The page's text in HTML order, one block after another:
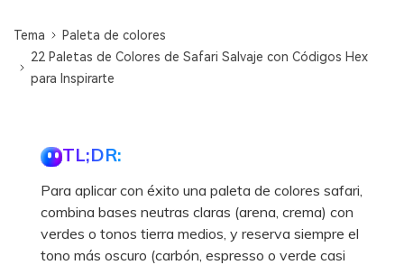
Tema
Paleta de colores
22 Paletas de Colores de Safari Salvaje con Códigos Hex
para Inspirarte
TL;DR:
Para aplicar con éxito una paleta de colores safari,
combina bases neutras claras (arena, crema) con
verdes o tonos tierra medios, y reserva siempre el
tono más oscuro (carbón, espresso o verde casi